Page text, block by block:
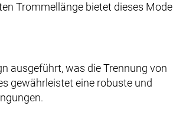
Trommellänge bietet dieses Modell
ausgeführt, was die Trennung von
gewährleistet eine robuste und